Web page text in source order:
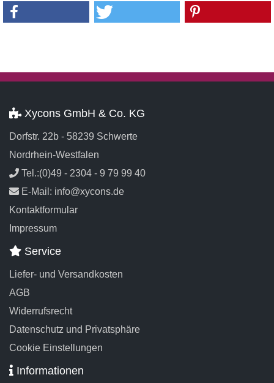
Xycons GmbH & Co. KG
Dorfstr. 22b - 58239 Schwerte
Nordrhein-Westfalen
Tel.:(0)49 - 2304 - 9 79 99 40
E-Mail: info@xycons.de
Kontaktformular
Impressum
Service
Liefer- und Versandkosten
AGB
Widerrufsrecht
Datenschutz und Privatsphäre
Cookie Einstellungen
Informationen